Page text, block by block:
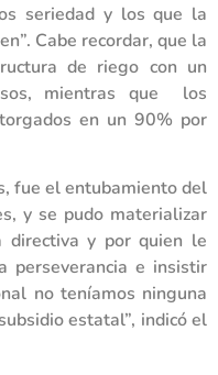
seriedad y los que la
Cabe recordar, que la
de riego con un
mientras que los
en un 90% por
fue el entubamiento del
y se pudo materializar
y por quien le
perseverancia e insistir
no teníamos ninguna
estatal”, indicó el